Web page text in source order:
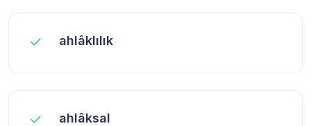
ahlâklılık
ahlâksal